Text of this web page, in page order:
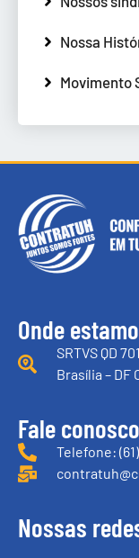
Nossa
Movimento
Onde
SRTVS QD
Brasília – DF
Fale conosco
Telefone:
Nossas